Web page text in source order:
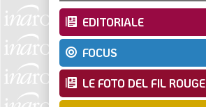
EDITORIALE
FOCUS
LE FOTO DEL FIL ROUGE